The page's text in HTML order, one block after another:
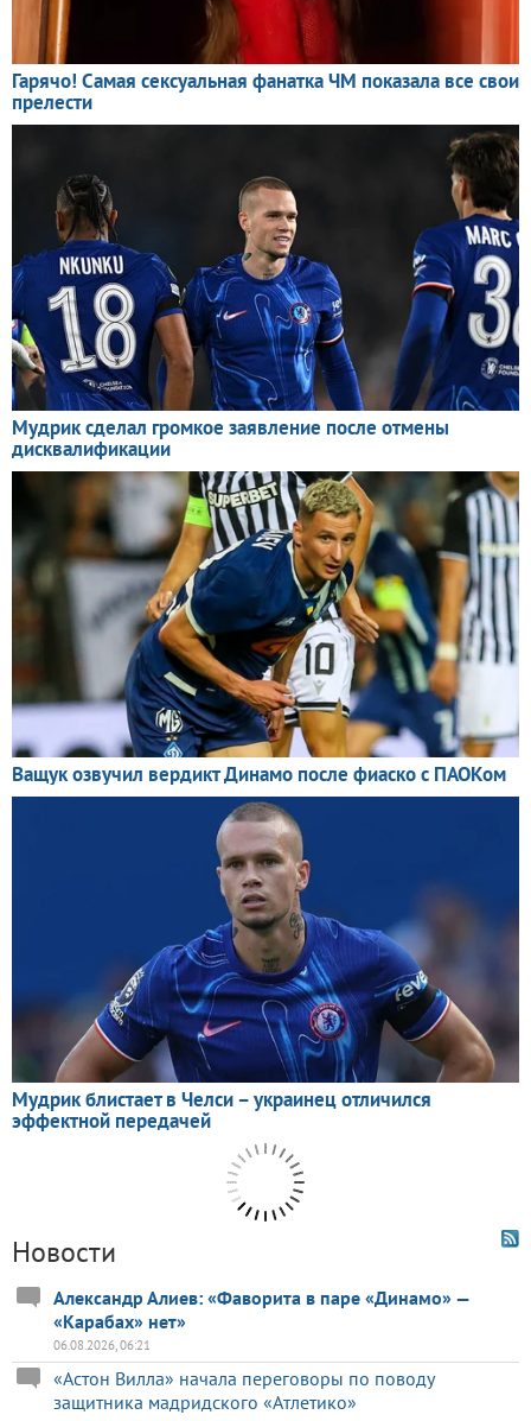
Новости
Александр Алиев: «Фаворита в паре «Динамо» —
«Карабах» нет»
06.08.2026, 06:21
«Астон Вилла» начала переговоры по поводу
защитника мадридского «Атлетико»